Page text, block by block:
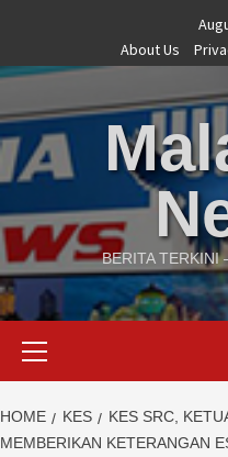
content
About Us
BERITA TERKINI
HOME KES
KES SRC,
MEMBERIKAN KETERANGAN